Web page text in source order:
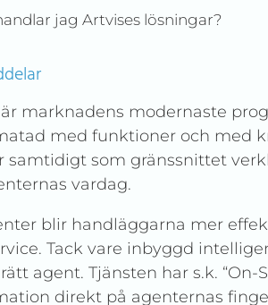
jag Artvises lösningar?
marknadens modernaste
med funktioner och med
samtidigt som gränssnittet
vardag.
blir handläggarna mer
Tack vare inbyggd
agent. Tjänsten har s.k. “On-
direkt på agenternas